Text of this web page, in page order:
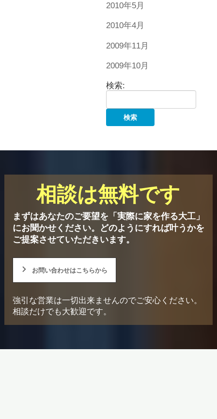
2010年5月
2010年4月
2009年11月
2009年10月
検索:
相談は無料です
まずはあなたのご要望を「実際に家を作る大工」
にお聞かせください。
どのようにすれば叶うかを
ご提案させていただきいます。
お問い合わせはこちらから
強引な営業は一切出来ませんのでご安心ください。
相談だけでも大歓迎です。